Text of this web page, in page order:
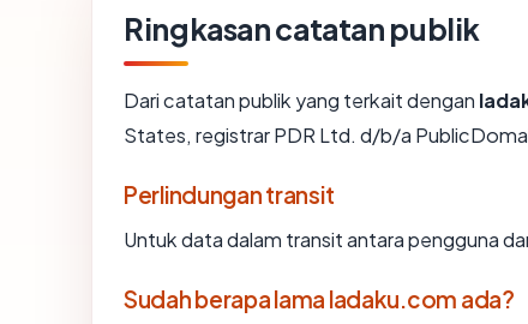
Ringkasan catatan publik
Dari catatan publik yang terkait dengan
States, registrar PDR Ltd. d/b/a
Perlindungan transit
Untuk data dalam transit antara pengguna
Sudah berapa lama ladaku.com ada?